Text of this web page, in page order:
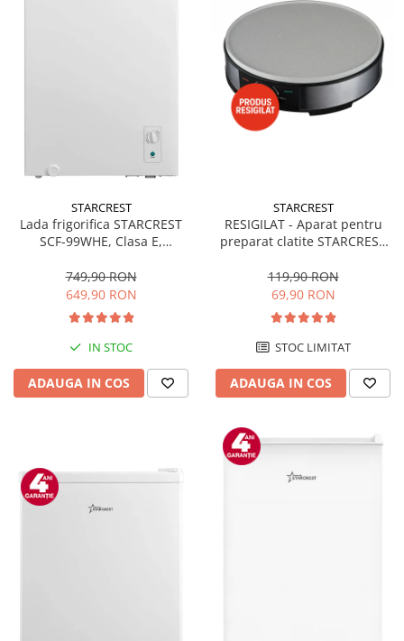
STARCREST
Lada frigorifica STARCREST
SCF-99WHE, Clasa E,
convertibil - functie frigider,
Termostat reglabil, Alb
749,90 RON
649,90 RON
IN STOC
ADAUGA IN COS
STARCREST
RESIGILAT - Aparat pentru
preparat clatite STARCREST
invelis ceramic antiaderent,
30 cm, Inox / Negru
119,90 RON
69,90 RON
STOC LIMITAT
ADAUGA IN COS